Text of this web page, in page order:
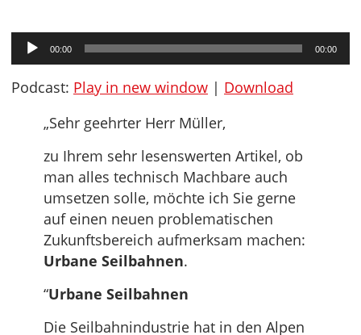
Audio-
Player
00:00 00:00
Podcast: Play in new window | Download
„Sehr geehrter Herr Müller,
zu Ihrem sehr lesenswerten Artikel, ob
man alles technisch Machbare auch
umsetzen solle, möchte ich Sie gerne
auf einen neuen problematischen
Zukunftsbereich aufmerksam machen:
Urbane Seilbahnen.
“Urbane Seilbahnen
Die Seilbahnindustrie hat in den Alpen